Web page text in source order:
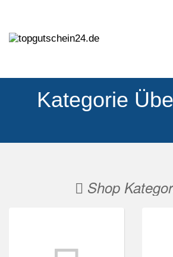
Kategorie
Shop